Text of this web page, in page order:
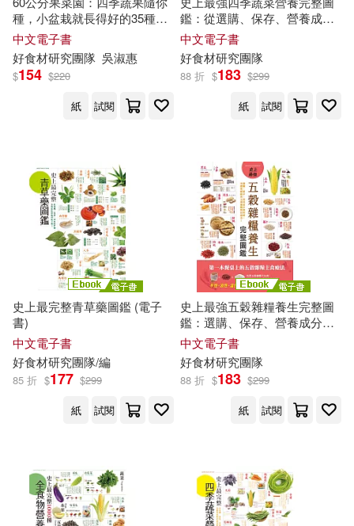
適合平板閱讀(7)
其他 (可複選)
作者/演唱/譯/編/繪(17)
價格
範圍
種，小盆栽就長得好的35種蔬
果，葉菜X瓜果X辛香料X水
果，收穫滿滿的成就感與安心
食材(電子書)
中文電子書
好食材研究團隊 吳淑惠
$154 $220
紙
試閱
鑑：從選購、保存、營養成分
到料理，各體質絕配的蔬菜對
症速查! (電子書)
中文電子書
好食材研究團隊
88 折 $183 $299
紙
試閱
史上最完整青草藥圖鑑 (電子
書)
中文電子書
好食材研究團隊/編
85 折 $177 $299
紙
試閱
史上最強五穀雜糧養生完整圖
鑑：選購、保存、營養成分到
料理，各體質絕配的五穀雜糧
對症速查! (電子書)
中文電子書
好食材研究團隊
88 折 $183 $299
紙
試閱